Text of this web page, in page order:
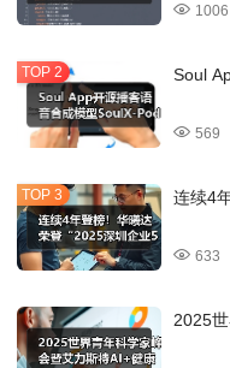
1006
Soul
569
连续4
633
2025